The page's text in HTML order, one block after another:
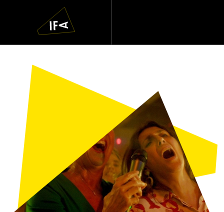
Navigatie
overslaan